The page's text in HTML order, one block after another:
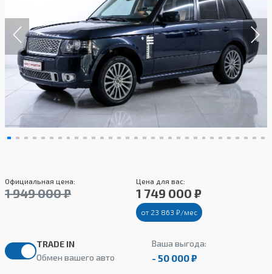
Официальная цена:
1 949 000 ₽
Цена для вас:
1 749 000 ₽
от 23 863 ₽/мес
TRADE IN
Обмен вашего авто
Ваша выгода:
- 50 000 ₽